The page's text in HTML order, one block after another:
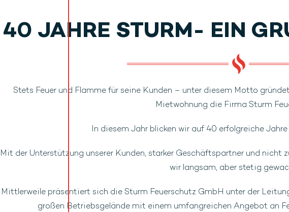
HAUSMESSE 2025
40 JAHRE STURM- EIN
Stets Feuer und Flamme für seine Kunden – unter diesem Motto
Mietwohnung die Firma Sturm
In diesem Jahr blicken wir auf 40 erfolgreiche
Mit der Unterstützung unserer Kunden, starker Geschäftspartner und
wir langsam, aber stetig
Mittlerweile präsentiert sich die Sturm Feuerschutz GmbH unter der
großen Betriebsgelände mit einem umfangreichen Angebot an